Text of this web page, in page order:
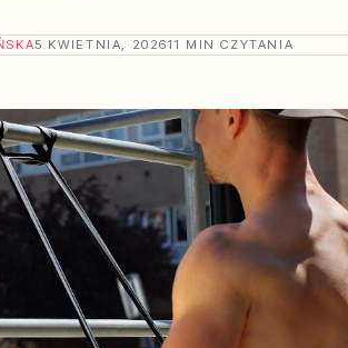
5 KWIETNIA, 202611 MIN CZYTANIA